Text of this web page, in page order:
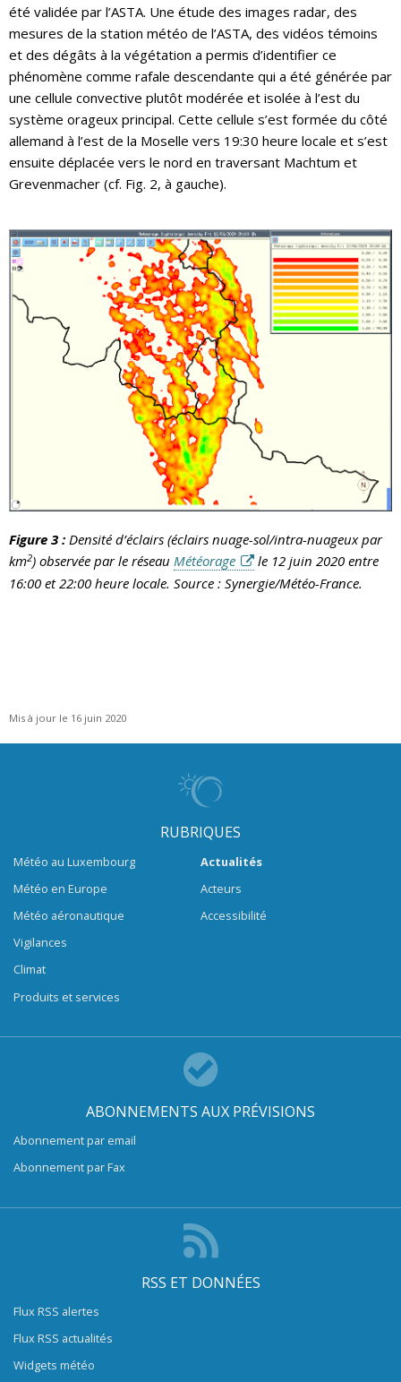
été validée par l’ASTA. Une étude des images radar, des
mesures de la station météo de l’ASTA, des vidéos témoins
et des dégâts à la végétation a permis d’identifier ce
phénomène comme rafale descendante qui a été générée par
une cellule convective plutôt modérée et isolée à l’est du
système orageux principal. Cette cellule s’est formée du côté
allemand à l’est de la Moselle vers 19:30 heure locale et s’est
ensuite déplacée vers le nord en traversant Machtum et
Grevenmacher (cf. Fig. 2, à gauche).
Figure 3 : Densité d’éclairs (éclairs nuage-sol/intra-nuageux par
km2) observée par le réseau Météorage
le 12 juin 2020 entre
16:00 et 22:00 heure locale. Source : Synergie/Météo-France.
Mis à jour le 16 juin 2020
RUBRIQUES
Météo au Luxembourg
Météo en Europe
Météo aéronautique
Vigilances
Climat
Produits et services
Actualités
Acteurs
Accessibilité
ABONNEMENTS AUX PRÉVISIONS
Abonnement par email
Abonnement par Fax
RSS ET DONNÉES
Flux RSS alertes
Flux RSS actualités
Widgets météo